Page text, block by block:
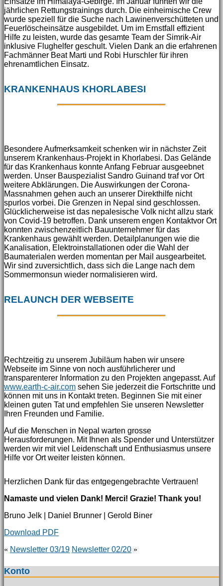
jährlichen Rettungstrainings durch. Die einheimische Crew
wurde speziell für die Suche nach Lawinenverschütteten und
Feuerlöscheinsätze ausgebildet. Um im Ernstfall effizient
Hilfe zu leisten, wurde das gesamte Team der Simrik-Air
inklusive Flughelfer geschult. Vielen Dank an die erfahrenen
Fachmänner Beat Marti und Robi Hurschler für ihren
ehrenamtlichen Einsatz.
KRANKENHAUS KHORLABESI
Besondere Aufmerksamkeit schenken wir in nächster Zeit
unserem Krankenhaus-Projekt in Khorlabesi. Das Gelände
für das Krankenhaus konnte Anfang Februar ausgeebnet
werden. Unser Bauspezialist Sandro Guinand traf vor Ort
weitere Abklärungen. Die Auswirkungen der Corona-
Massnahmen gehen auch an unserer Direkthilfe nicht
spurlos vorbei. Die Grenzen in Nepal sind geschlossen.
Glücklicherweise ist das nepalesische Volk nicht allzu stark
von Covid-19 betroffen. Dank unserem engen Kontaktvor Ort
konnten zwischenzeitlich Bauunternehmer für das
Krankenhaus gewählt werden. Detailplanungen wie die
Kanalisation, Elektroinstallationen oder die Wahl der
Baumaterialen werden momentan per Mail ausgearbeitet.
Wir sind zuversichtlich, dass sich die Lange nach dem
Sommermonsun wieder normalisieren wird.
RELAUNCH DER WEBSEITE
Rechtzeitig zu unserem Jubiläum haben wir unsere
Webseite im Sinne von noch ausführlicherer und
transparenterer Information zu den Projekten angepasst. Auf
www.earth-c-air.com sehen Sie jederzeit die Fortschritte und
können mit uns in Kontakt treten. Beginnen Sie mit einer
kleinen guten Tat und empfehlen Sie unseren Newsletter
Ihren Freunden und Familie.
Auf die Menschen in Nepal warten grosse
Herausforderungen. Mit Ihnen als Spender und Unterstützer
werden wir mit viel Leidenschaft und Enthusiasmus unsere
Hilfe vor Ort weiter leisten können.
Herzlichen Dank für das entgegengebrachte Vertrauen!
Namaste und vielen Dank! Merci! Grazie! Thank you!
Bruno Jelk | Daniel Brunner | Gerold Biner
Download PDF
« Newsletter 03/19 Newsletter 02/20 »
Konto